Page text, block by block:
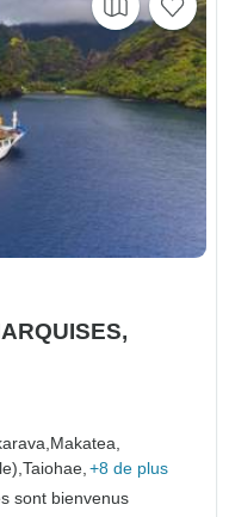
Makatea,
Taiohae, +8 de plus
sont bienvenus